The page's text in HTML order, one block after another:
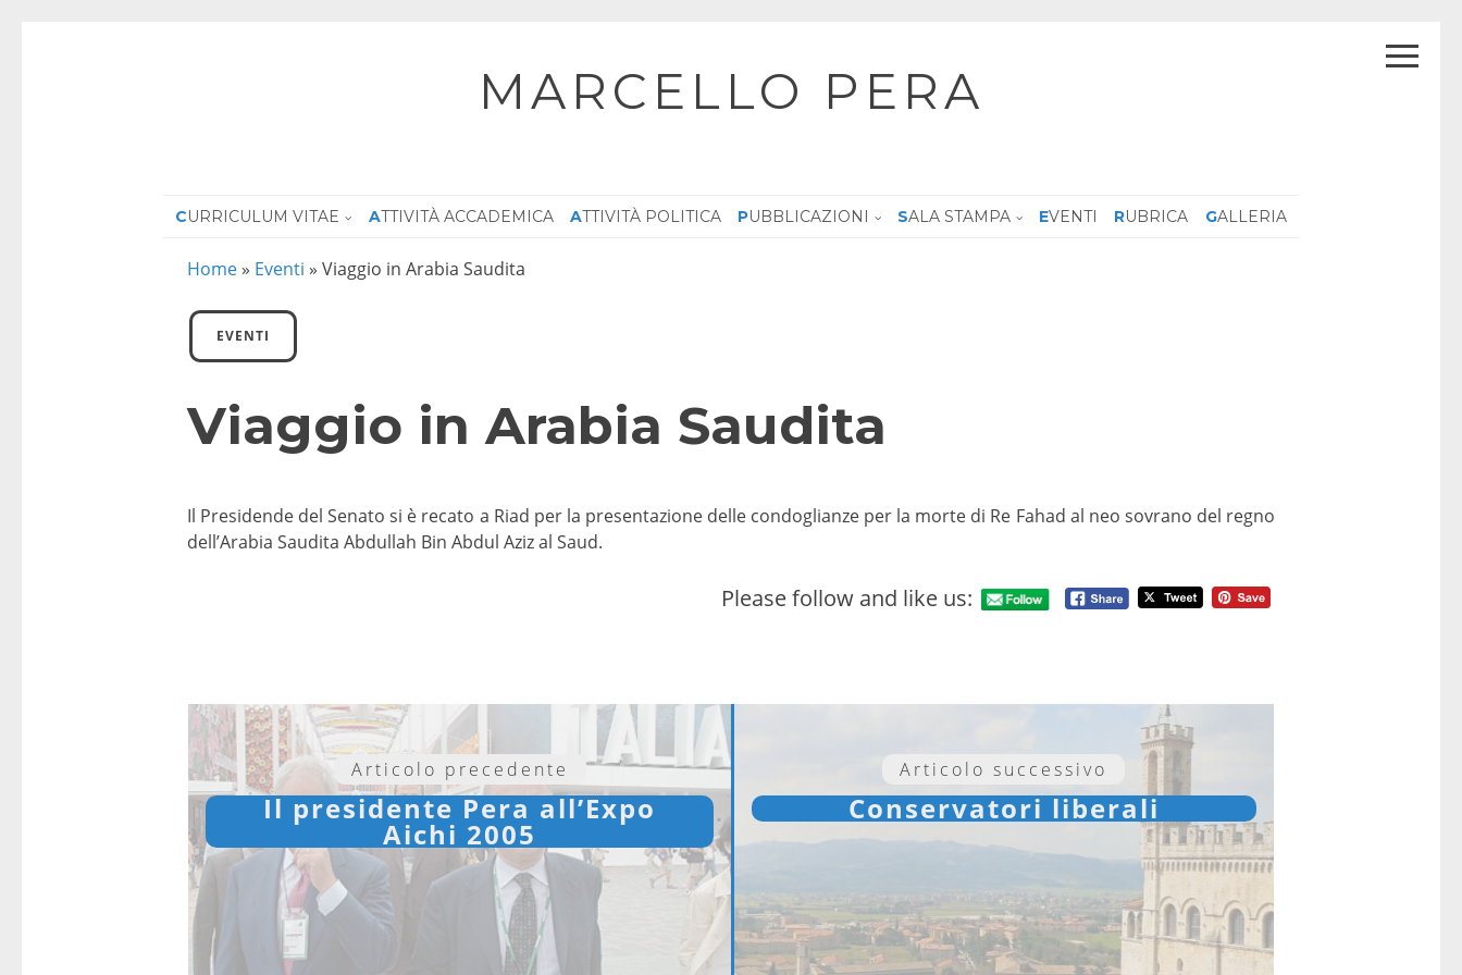
MARCELLO PERA
CURRICULUM VITAE ATTIVITÀ ACCADEMICA ATTIVITÀ POLITICA PUBBLICAZIONI SALA STAMPA EVENTI RUBRICA GALLERIA
Home » Eventi » Viaggio in Arabia Saudita
EVENTI
Viaggio in Arabia Saudita
Il Presidende del Senato si è recato a Riad per la presentazione delle condoglianze per la morte di Re Fahad al neo sovrano del regno
dell’Arabia Saudita Abdullah Bin Abdul Aziz al Saud.
Please follow and like us:
Articolo precedente
Il presidente Pera all’Expo
Aichi 2005
Articolo successivo
Conservatori liberali